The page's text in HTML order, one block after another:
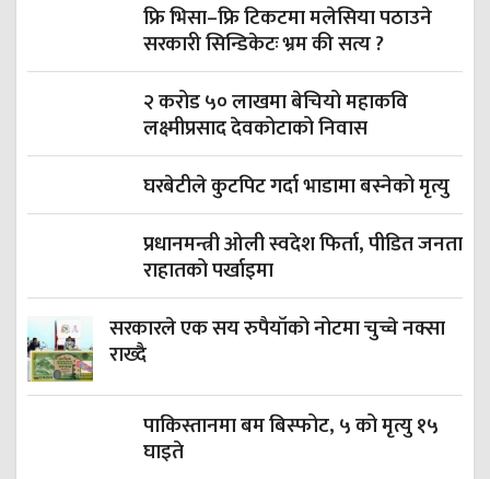
फ्रि भिसा–फ्रि टिकटमा मलेसिया पठाउने
सरकारी सिन्डिकेटः भ्रम की सत्य ?
२ करोड ५० लाखमा बेचियो महाकवि
लक्ष्मीप्रसाद देवकोटाको निवास
घरबेटीले कुटपिट गर्दा भाडामा बस्नेको मृत्यु
प्रधानमन्त्री ओली स्वदेश फिर्ता, पीडित जनता
राहातको पर्खाइमा
सरकारले एक सय रुपैयाँको नोटमा चुच्चे नक्सा
राख्दै
पाकिस्तानमा बम बिस्फोट, ५ को मृत्यु १५
घाइते